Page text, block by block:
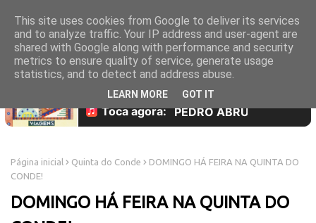
Página inicial Quinta do Conde
DOMINGO HÁ FEIRA NA QUINTA DO
CONDE!
DOMINGO HÁ FEIRA NA QUINTA DO
This site uses cookies from Google to deliver its services
and to analyze traffic. Your IP address and user-agent are
shared with Google along with performance and security
metrics to ensure quality of service, generate usage
statistics, and to detect and address abuse.
LEARN MORE GOT IT